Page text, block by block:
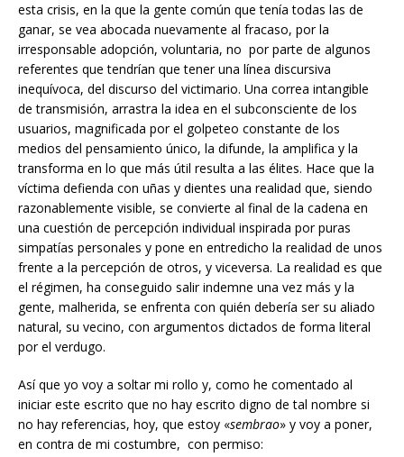
esta crisis, en la que la gente común que tenía todas las de
ganar, se vea abocada nuevamente al fracaso, por la
irresponsable adopción, voluntaria, no por parte de algunos
referentes que tendrían que tener una línea discursiva
inequívoca, del discurso del victimario. Una correa intangible
de transmisión, arrastra la idea en el subconsciente de los
usuarios, magnificada por el golpeteo constante de los
medios del pensamiento único, la difunde, la amplifica y la
transforma en lo que más útil resulta a las élites. Hace que la
víctima defienda con uñas y dientes una realidad que, siendo
razonablemente visible, se convierte al final de la cadena en
una cuestión de percepción individual inspirada por puras
simpatías personales y pone en entredicho la realidad de unos
frente a la percepción de otros, y viceversa. La realidad es que
el régimen, ha conseguido salir indemne una vez más y la
gente, malherida, se enfrenta con quién debería ser su aliado
natural, su vecino, con argumentos dictados de forma literal
por el verdugo.
Así que yo voy a soltar mi rollo y, como he comentado al
iniciar este escrito que no hay escrito digno de tal nombre si
no hay referencias, hoy, que estoy «sembrao» y voy a poner,
en contra de mi costumbre, con permiso: